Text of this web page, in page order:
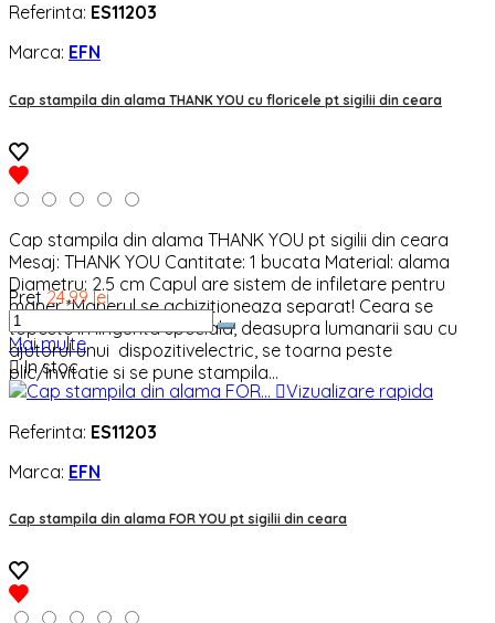
Referinta: ES11203
Marca: EFN
Cap stampila din alama THANK YOU cu floricele pt sigilii din ceara
Cap stampila din alama THANK YOU pt sigilii din ceara
Mesaj: THANK YOU Cantitate: 1 bucata Material: alama
Diametru: 2.5 cm Capul are sistem de infiletare pentru
maner *Manerul se achizitioneaza separat! Ceara se
topeste in lingurita speciala, deasupra lumanarii sau cu
ajutorul unui dispozitivelectric, se toarna peste
plic/invitatie si se pune stampila...
Pret 24,99 lei
Mai multe
In stoc
Vizualizare rapida
Referinta: ES11203
Marca: EFN
Cap stampila din alama FOR YOU pt sigilii din ceara